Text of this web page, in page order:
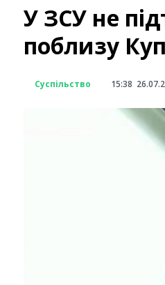
У ЗСУ не
поблизу
Суспільство 15:38